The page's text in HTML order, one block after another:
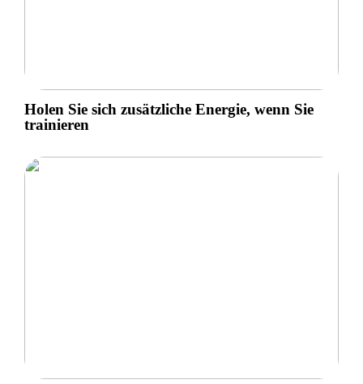
Holen Sie sich zusätzliche Energie, wenn Sie
trainieren